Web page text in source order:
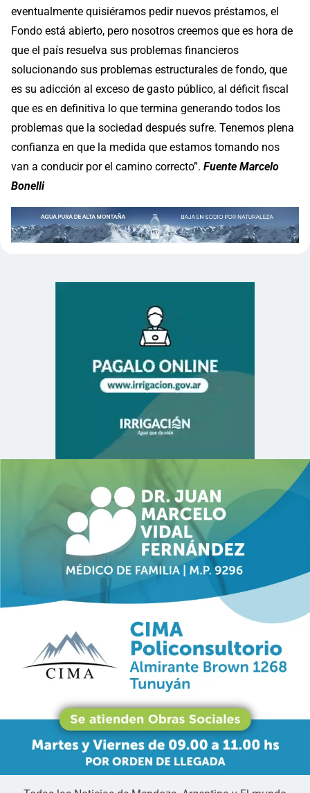
eventualmente quisiéramos pedir nuevos préstamos, el
Fondo está abierto, pero nosotros creemos que es hora de
que el país resuelva sus problemas financieros
solucionando sus problemas estructurales de fondo, que
es su adicción al exceso de gasto público, al déficit fiscal
que es en definitiva lo que termina generando todos los
problemas que la sociedad después sufre. Tenemos plena
confianza en que la medida que estamos tomando nos
van a conducir por el camino correcto”. Fuente Marcelo
Bonelli